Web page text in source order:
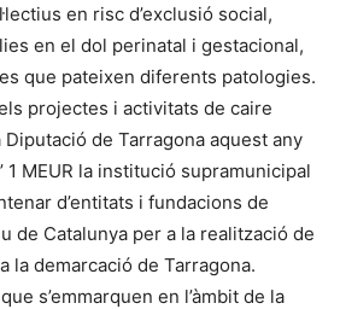
en risc d’exclusió social,
en el dol perinatal i gestacional,
que pateixen diferents patologies.
projectes i activitats de caire
de Tarragona aquest any
1 MEUR la institució supramunicipal
d’entitats i fundacions de
de Catalunya per a la realització de
la demarcació de Tarragona.
s’emmarquen en l’àmbit de la